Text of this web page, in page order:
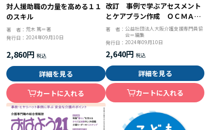
対人援助職の力量を高める１１
のスキル
著 者：荒木 篤＝著
発行日：2024年09月10日
2,860円
詳細を見る
カートに入れる
改訂 事例で学ぶアセスメント
とケアプラン作成 ＯＣＭＡシ
ートを活用したケアマネジメン
ト実践
著 者： 公益社団法人大阪介護支援専門員協
会＝編集
発行日： 2024年09月10日
2,640円
詳細を見る
カートに入れる